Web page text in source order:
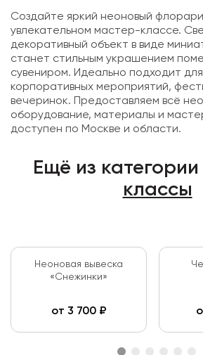
Создайте яркий неоновый
увлекательном мастер-классе.
декоративный объект в виде
станет стильным украшением
сувениром. Идеально подходит
корпоративных мероприятий,
вечеринок. Предоставляем всё
оборудование, материалы и
доступен по Москве и области.
Ещё из категории
классы
Неоновая вывеска
«Снежинки»
от 3 700₽